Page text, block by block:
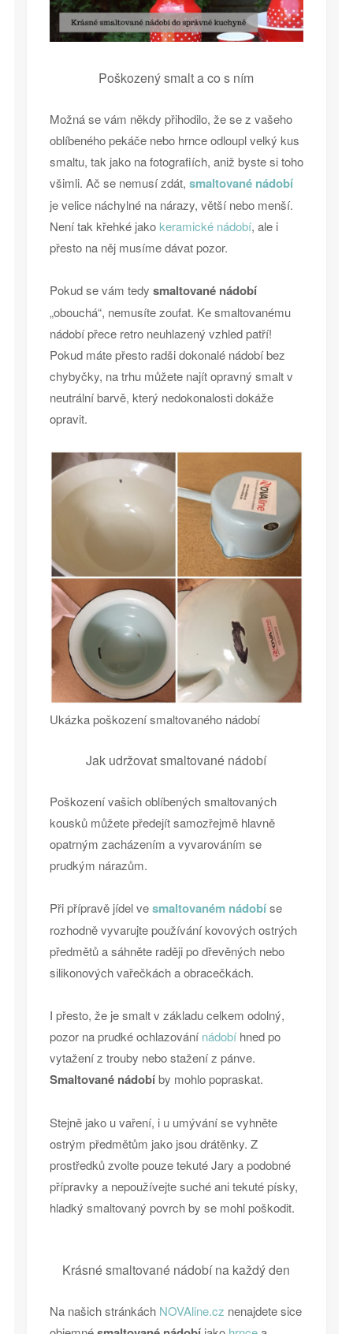
Poškozený smalt a co s ním
Možná se vám někdy přihodilo, že se z vašeho
oblíbeného pekáče nebo hrnce odloupl velký kus
smaltu, tak jako na fotografiích, aniž byste si toho
všimli. Ač se nemusí zdát, smaltované nádobí
je velice náchylné na nárazy, větší nebo menší.
Není tak křehké jako keramické nádobí, ale i
přesto na něj musíme dávat pozor.
Pokud se vám tedy smaltované nádobí
„obouchá“, nemusíte zoufat. Ke smaltovanému
nádobí přece retro neuhlazený vzhled patří!
Pokud máte přesto radši dokonalé nádobí bez
chybyčky, na trhu můžete najít opravný smalt v
neutrální barvě, který nedokonalosti dokáže
opravit.
Ukázka poškození smaltovaného nádobí
Jak udržovat smaltované nádobí
Poškození vašich oblíbených smaltovaných
kousků můžete předejít samozřejmě hlavně
opatrným zacházením a vyvarováním se
prudkým nárazům.
Při přípravě jídel vesmaltovaném nádobíse
rozhodně vyvarujte používání kovových ostrých
předmětů a sáhněte raději po dřevěných nebo
silikonových vařečkách a obracečkách.
I přesto, že je smalt v základu celkem odolný,
pozor na prudké ochlazovánínádobíhned po
vytažení z trouby nebo stažení z pánve.
Smaltované nádobíby mohlo popraskat.
Stejně jako u vaření, i u umývání se vyhněte
ostrým předmětům jako jsou drátěnky. Z
prostředků zvolte pouze tekuté Jary a podobné
přípravky a nepoužívejte suché ani tekuté písky,
hladký smaltovaný povrch by se mohl poškodit.
Krásné smaltované nádobí na každý den
Na našich stránkách NOVAline.cz nenajdete sice